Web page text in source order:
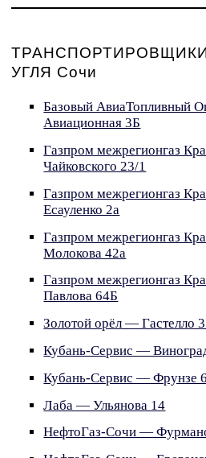
УГЛЯ Сочи
Базовый АвиаТопливный
Авиационная 3Б
Газпром межрегионгаз
Чайковского 23/1
Газпром межрегионгаз
Есауленко 2а
Газпром межрегионгаз
Молокова 42а
Газпром межрегионгаз
Павлова 64Б
Золотой орёл — Гастелло
Кубань-Сервис —
Кубань-Сервис — Фрунзе
Лаба — Ульянова 14
НефтоГаз-Сочи —